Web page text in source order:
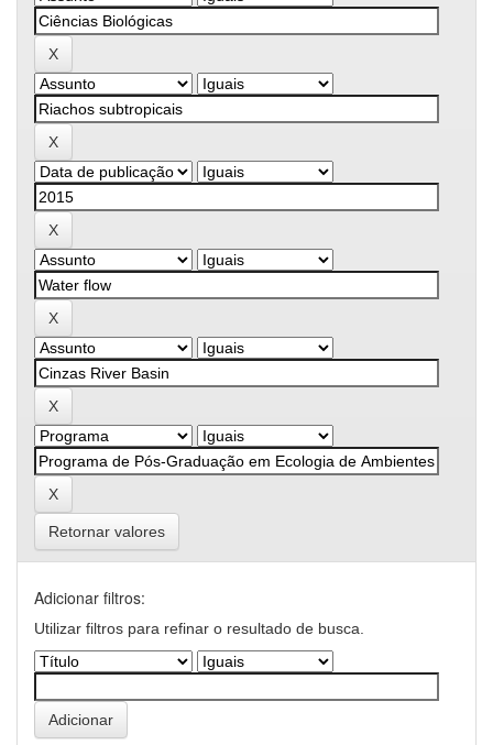
Retornar valores
Adicionar filtros:
Utilizar filtros para refinar o resultado de busca.